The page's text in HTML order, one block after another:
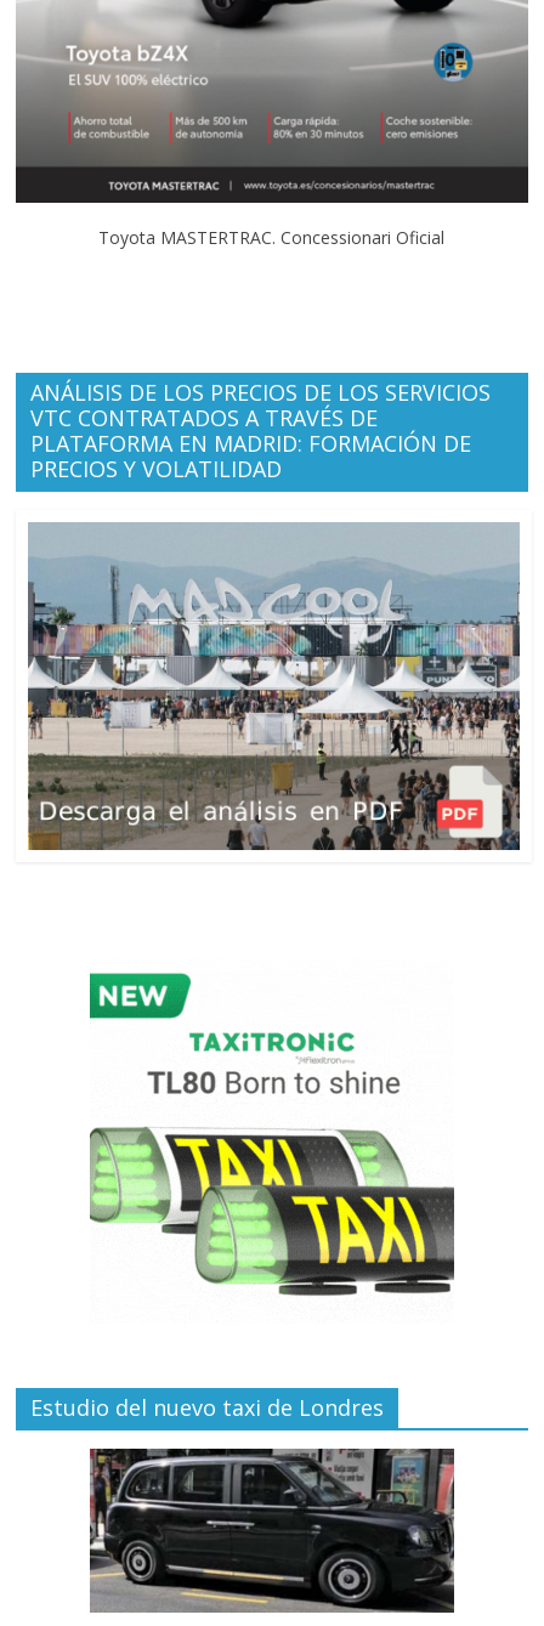
Toyota MASTERTRAC. Concessionari Oficial
ANÁLISIS DE LOS PRECIOS DE LOS SERVICIOS
VTC CONTRATADOS A TRAVÉS DE
PLATAFORMA EN MADRID: FORMACIÓN DE
PRECIOS Y VOLATILIDAD
Estudio del nuevo taxi de Londres